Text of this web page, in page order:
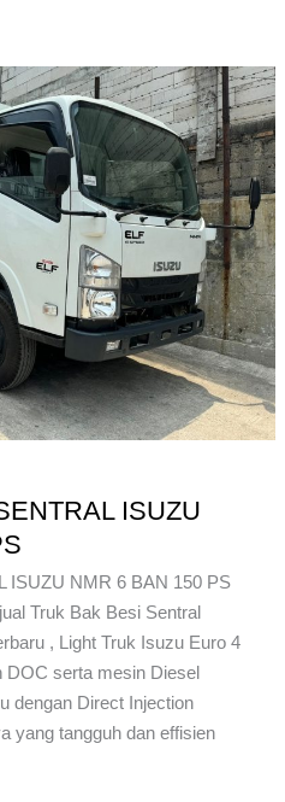
ISUZU
ISUZU NMR 6 BAN 150 PS
Truk Bak Besi Sentral
, Light Truk Isuzu Euro 4
serta mesin Diesel
dengan Direct Injection
yang tangguh dan effisien